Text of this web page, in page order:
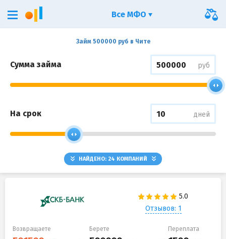
Займ 500000 руб в Чите
Сумма займа руб
На срок дней
НАЙДЕНО: 24 КОМПАНИЙ
Отзывов: 1
Возвращаете Берете Переплата
Все МФО